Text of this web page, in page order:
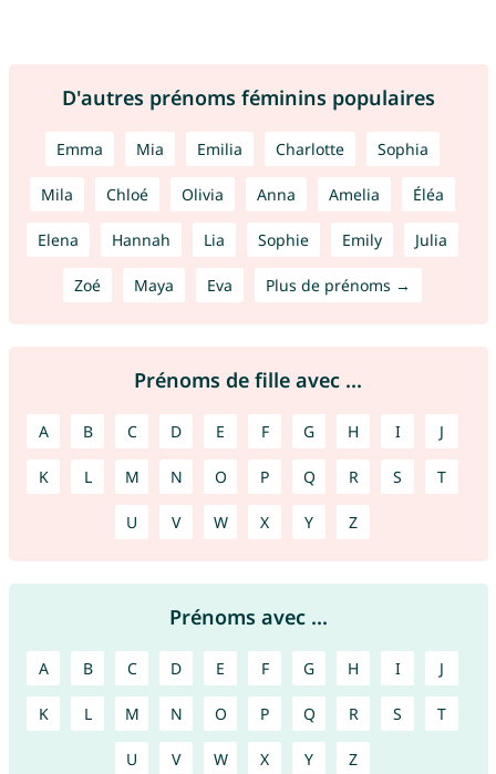
D'autres prénoms féminins populaires
Emma Mia Emilia Charlotte Sophia
Mila Chloé Olivia Anna Amelia Éléa
Elena Hannah Lia Sophie Emily Julia
Zoé Maya Eva Plus de prénoms →
Prénoms de fille avec ...
A B C D E F G H I J
K L M N O P Q R S T
U V W X Y Z
Prénoms avec ...
A B C D E F G H I J
K L M N O P Q R S T
U V W X Y Z